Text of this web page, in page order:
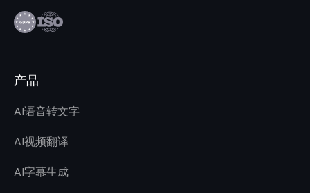
产品
AI语音转文字
AI视频翻译
AI字幕生成